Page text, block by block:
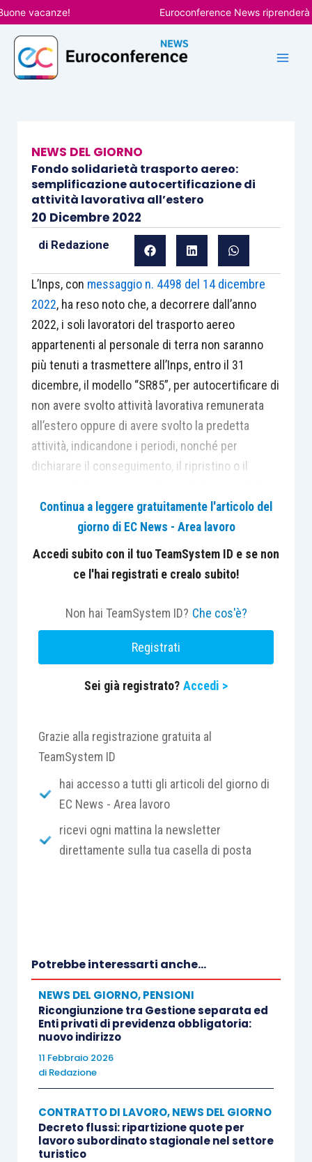
Vai
al
contenuto
vacanze! Euroconference News riprenderà le
NEWS DEL GIORNO
Fondo solidarietà trasporto aereo:
semplificazione autocertificazione di
attività lavorativa all’estero
20 Dicembre 2022
di Redazione
L’Inps, con messaggio n. 4498 del 14 dicembre
2022, ha reso noto che, a decorrere dall’anno
2022, i soli lavoratori del trasporto aereo
appartenenti al personale di terra non saranno
più tenuti a trasmettere all’Inps, entro il 31
dicembre, il modello “SR85”, per autocertificare di
non avere svolto attività lavorativa remunerata
all’estero oppure di avere svolto la predetta
attività, indicandone i periodi, nonché per
dichiarare il conseguimento, il ripristino o il
personale pilota. Pertanto, i modelli
eventualmente già trasmessi dai lavoratori di
terra, per l’anno 2022, non costituiranno oggetto
di valutazione ai fini della liquidabilità delle
L’obbligo di trasmissione del modello rimane,
invece, in vigore per il personale navigante.
Infine, l’Istituto precisa che permane in capo a
personale di terra, l’obbligo, previsto dalla
circolare Inps n. 94/2011, di comunicare, a pena
l’eventuale rioccupazione all’estero, tramite
l’utilizzo del modello “SR83”.
Continua a leggere gratuitamente l'articolo del
giorno di EC News - Area lavoro
Accedi subito con il tuo TeamSystem ID e se non
ce l'hai registrati e crealo subito!
Non hai TeamSystem ID? Che cos'è?
Registrati
Sei già registrato? Accedi >
Grazie alla registrazione gratuita al
TeamSystem ID
hai accesso a tutti gli articoli del giorno di
EC News - Area lavoro
ricevi ogni mattina la newsletter
direttamente sulla tua casella di posta
Potrebbe interessarti anche...
NEWS DEL GIORNO,PENSIONI
Ricongiunzione tra Gestione separata ed
Enti privati di previdenza obbligatoria:
nuovo indirizzo
11 Febbraio 2026
di Redazione
CONTRATTO DI LAVORO,NEWS DEL GIORNO
Decreto flussi: ripartizione quote per
lavoro subordinato stagionale nel settore
turistico